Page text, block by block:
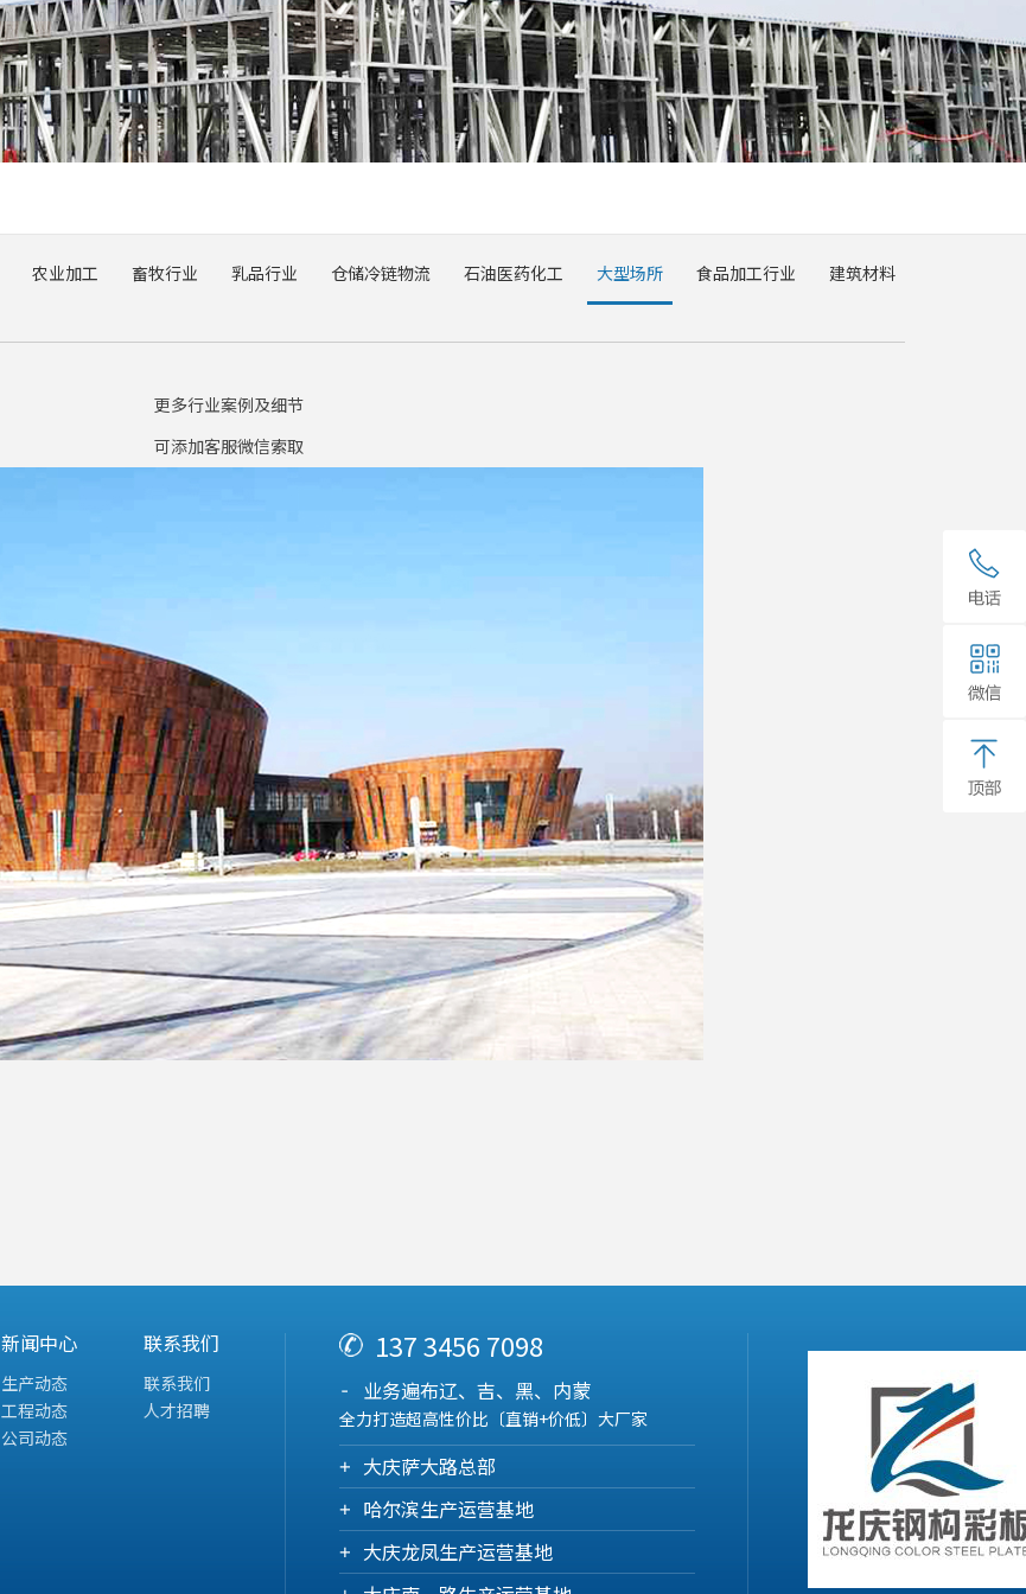
农业加工 畜牧行业 乳品行业 仓储冷链物流 石油医药化工 大型场所 食品加工行业 建筑材料
更多行业案例及细节
可添加客服微信索取
新闻中心
生产动态
工程动态
公司动态
联系我们
联系我们
人才招聘
137 3456 7098
业务遍布辽、吉、黑、内蒙
全力打造超高性价比〔直销+价低〕大厂家
大庆萨大路总部
哈尔滨生产运营基地
大庆龙凤生产运营基地